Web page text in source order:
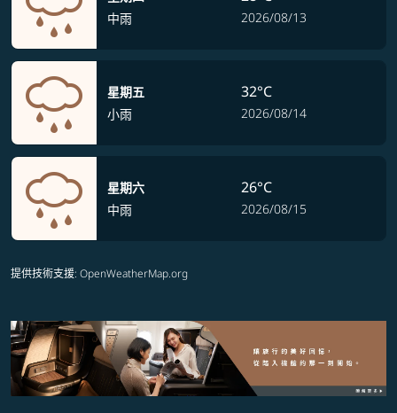
中雨
2026/08/13
星期五
小雨
32°C
2026/08/14
星期六
中雨
26°C
2026/08/15
提供技術支援: OpenWeatherMap.org